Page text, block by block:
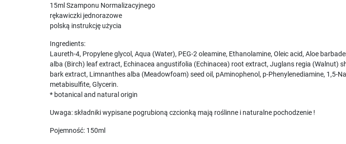
15ml Szamponu Normalizacyjnego
rękawiczki jednorazowe
polską instrukcję użycia
Ingredients:
Laureth-4, Propylene glycol, Aqua (Water), PEG-2 oleamine, Ethanolamine, Oleic acid, Aloe
alba (Birch) leaf extract, Echinacea angustifolia (Echinacea) root extract, Juglans regia (Walnut)
bark extract, Limnanthes alba (Meadowfoam) seed oil, pAminophenol, p-Phenylenediamine,
metabisulfite, Glycerin.
* botanical and natural origin
Uwaga: składniki wypisane pogrubioną czcionką mają roślinne i naturalne pochodzenie !
Pojemność: 150ml